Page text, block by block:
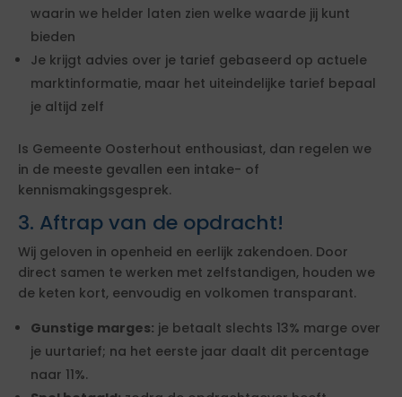
waarin we helder laten zien welke waarde jij kunt
bieden
Je krijgt advies over je tarief gebaseerd op actuele
marktinformatie, maar het uiteindelijke tarief bepaal
je altijd zelf
Is Gemeente Oosterhout enthousiast, dan regelen we
in de meeste gevallen een intake- of
kennismakingsgesprek.
3. Aftrap van de opdracht!
Wij geloven in openheid en eerlijk zakendoen. Door
direct samen te werken met zelfstandigen, houden we
de keten kort, eenvoudig en volkomen transparant.
Gunstige marges: je betaalt slechts 13% marge over
je uurtarief; na het eerste jaar daalt dit percentage
naar 11%.